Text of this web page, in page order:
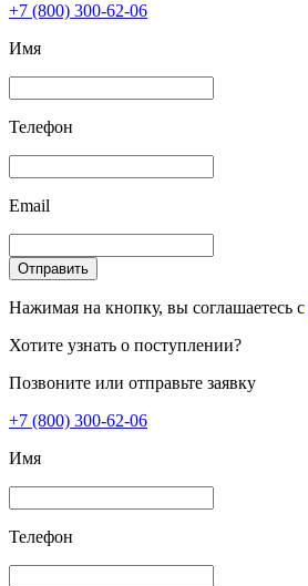
+7 (800) 300-62-06
Имя
Телефон
Email
Отправить
Нажимая на кнопку, вы соглашаетесь с
Хотите узнать о поступлении?
Позвоните или отправьте заявку
+7 (800) 300-62-06
Имя
Телефон